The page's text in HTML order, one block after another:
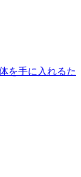
を手に入れるた